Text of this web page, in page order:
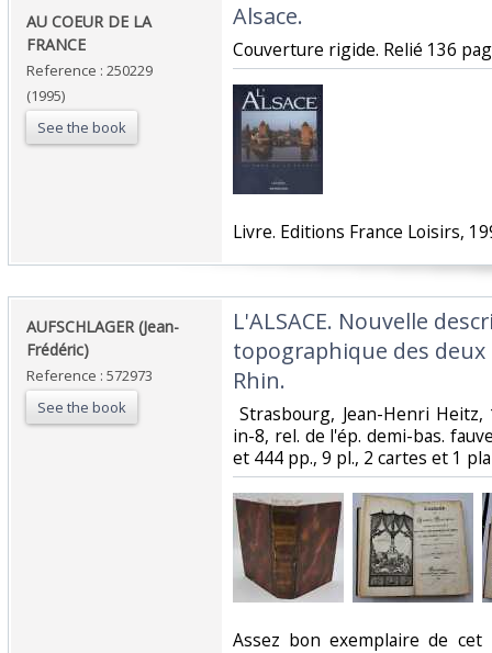
‎AU COEUR DE LA
FRANCE ‎
Reference : 250229
(1995)
See the book
‎Alsace.‎
‎Couverture rigide. Relié 136
‎Livre. Editions France Loisirs,
‎AUFSCHLAGER (Jean-
Frédéric)‎
Reference : 572973
See the book
‎L'ALSACE. Nouvelle
topographique des
Rhin.‎
Strasbourg, Jean-Henri
in-8, rel. de l'ép. demi-bas.
et 444 pp., 9 pl., 2 cartes et 1
‎Assez bon exemplaire de cet